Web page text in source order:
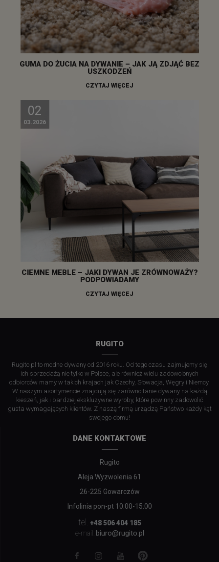
GUMA DO ŻUCIA NA DYWANIE – JAK JĄ ZDJĄĆ BEZ
USZKODZEŃ
CZYTAJ WIĘCEJ
02
03.2026
CIEMNE MEBLE – JAKI DYWAN JE ZRÓWNOWAŻY?
PODPOWIADAMY
CZYTAJ WIĘCEJ
RUGITO
Rugito.pl to modne dywany od 2016 roku. Od tego czasu zajmujemy się
ich sprzedażą nie tylko w Polsce, ale również wielu zadowolonych
odbiorców mamy w takich krajach jak Czechy, Słowacja, Węgry i Niemcy.
W naszym asortymencie znajdują się zarówno tanie dywany na każdą
kieszeń, jak i bardziej ekskluzywne wyroby, które powinny zadowolić
gusta wymagających klientów. Z naszą firmą urządzą Państwo każdy kąt
swojego domu!
DANE KONTAKTOWE
Rugito
Aleja Wyzwolenia 61
26-225 Gowarczów
Infolinia pon-pt 10:00-15:00
tel. +48 506 404 185
e-mail: biuro@rugito.pl